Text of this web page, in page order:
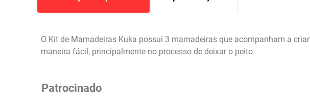
O Kit de Mamadeiras Kuka possui 3 mamadeiras que acompanham a
maneira fácil, principalmente no processo de deixar o peito.
Patrocinado